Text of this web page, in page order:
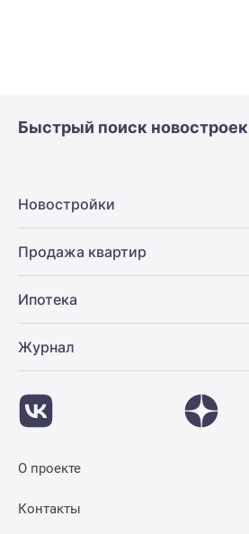
Быстрый поиск новостроек
Новостройки
Продажа квартир
Ипотека
Журнал
О проекте
Контакты